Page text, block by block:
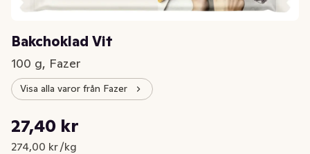
Bakchoklad Vit
100 g, Fazer
Visa alla varor från Fazer
Nuvarande pris är: 27,40 kr
27,40 kr
274,00 kr /kg
Styckpris: 274,00 kr /kg